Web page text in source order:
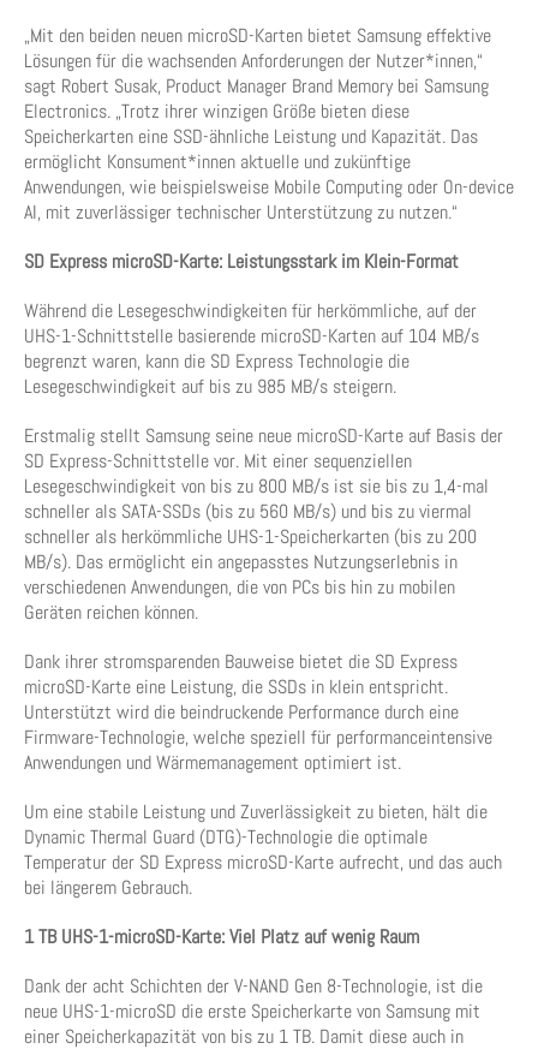
„Mit den beiden neuen microSD-Karten bietet Samsung effektive
Lösungen für die wachsenden Anforderungen der Nutzer*innen,“
sagt Robert Susak, Product Manager Brand Memory bei Samsung
Electronics. „Trotz ihrer winzigen Größe bieten diese
Speicherkarten eine SSD-ähnliche Leistung und Kapazität. Das
ermöglicht Konsument*innen aktuelle und zukünftige
Anwendungen, wie beispielsweise Mobile Computing oder On-device
AI, mit zuverlässiger technischer Unterstützung zu nutzen.“
SD Express microSD-Karte: Leistungsstark im Klein-Format
Während die Lesegeschwindigkeiten für herkömmliche, auf der
UHS-1-Schnittstelle basierende microSD-Karten auf 104 MB/s
begrenzt waren, kann die SD Express Technologie die
Lesegeschwindigkeit auf bis zu 985 MB/s steigern.
Erstmalig stellt Samsung seine neue microSD-Karte auf Basis der
SD Express-Schnittstelle vor. Mit einer sequenziellen
Lesegeschwindigkeit von bis zu 800 MB/s ist sie bis zu 1,4-mal
schneller als SATA-SSDs (bis zu 560 MB/s) und bis zu viermal
schneller als herkömmliche UHS-1-Speicherkarten (bis zu 200
MB/s). Das ermöglicht ein angepasstes Nutzungserlebnis in
verschiedenen Anwendungen, die von PCs bis hin zu mobilen
Geräten reichen können.
Dank ihrer stromsparenden Bauweise bietet die SD Express
microSD-Karte eine Leistung, die SSDs in klein entspricht.
Unterstützt wird die beindruckende Performance durch eine
Firmware-Technologie, welche speziell für performanceintensive
Anwendungen und Wärmemanagement optimiert ist.
Um eine stabile Leistung und Zuverlässigkeit zu bieten, hält die
Dynamic Thermal Guard (DTG)-Technologie die optimale
Temperatur der SD Express microSD-Karte aufrecht, und das auch
bei längerem Gebrauch.
1 TB UHS-1-microSD-Karte: Viel Platz auf wenig Raum
Dank der acht Schichten der V-NAND Gen 8-Technologie, ist die
neue UHS-1-microSD die erste Speicherkarte von Samsung mit
einer Speicherkapazität von bis zu 1 TB. Damit diese auch in